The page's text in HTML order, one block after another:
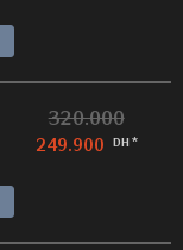
320.000
249.900 DH *